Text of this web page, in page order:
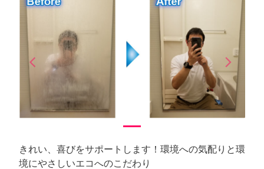
arrow_back_iosPrevious arrow_forward_iosNext
きれい、喜びをサポートします！環境への気配りと環
境にやさしいエコへのこだわり